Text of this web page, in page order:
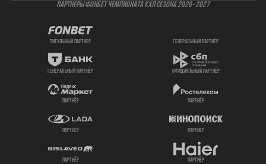
ПАРТНЕРЫ ФОНБЕТ ЧЕМПИОНАТА КХЛ СЕЗОНА 2026- 2027
титульный партнер генеральный партнёр
генеральный партнёр официальный партнёр
партнёр партнёр
партнёр партнёр
партнёр партнёр